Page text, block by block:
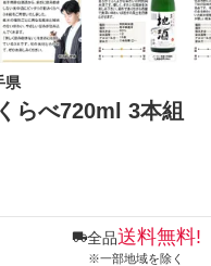
県
らべ720ml 3本組
全品送料無料!
※一部地域を除く